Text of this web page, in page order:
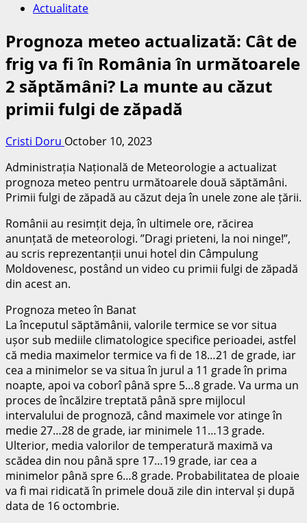
Actualitate
Prognoza meteo actualizată: Cât de
frig va fi în România în următoarele
2 săptămâni? La munte au căzut
primii fulgi de zăpadă
Cristi Doru October 10, 2023
Administrația Națională de Meteorologie a actualizat
prognoza meteo pentru următoarele două săptămâni.
Primii fulgi de zăpadă au căzut deja în unele zone ale țării.
Românii au resimțit deja, în ultimele ore, răcirea
anunțată de meteorologi. ”Dragi prieteni, la noi ninge!”,
au scris reprezentanții unui hotel din Câmpulung
Moldovenesc, postând un video cu primii fulgi de zăpadă
din acest an.
Prognoza meteo în Banat
La începutul săptămânii, valorile termice se vor situa
ușor sub mediile climatologice specifice perioadei, astfel
că media maximelor termice va fi de 18…21 de grade, iar
cea a minimelor se va situa în jurul a 11 grade în prima
noapte, apoi va coborî până spre 5…8 grade. Va urma un
proces de încălzire treptată până spre mijlocul
intervalului de prognoză, când maximele vor atinge în
medie 27…28 de grade, iar minimele 11…13 grade.
Ulterior, media valorilor de temperatură maximă va
scădea din nou până spre 17…19 grade, iar cea a
minimelor până spre 6…8 grade. Probabilitatea de ploaie
va fi mai ridicată în primele două zile din interval și după
data de 16 octombrie.